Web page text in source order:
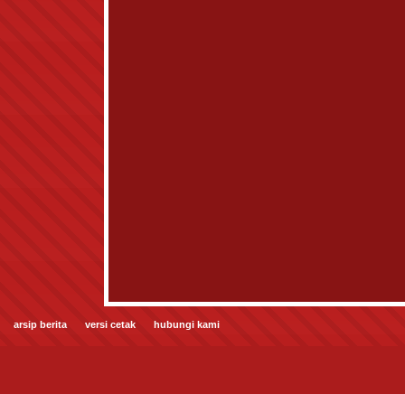
arsip berita versi cetak hubungi kami